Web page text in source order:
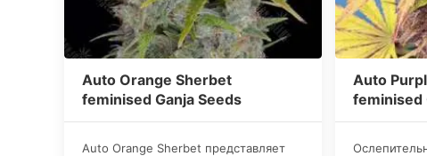
Auto Orange Sherbet
feminised Ganja Seeds
Auto Orange Sherbet представляет
Auto
feminised